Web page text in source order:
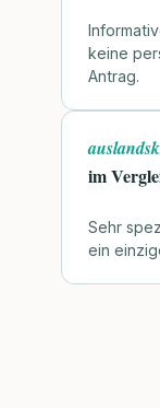
keine
Antrag.
im
Sehr
ein